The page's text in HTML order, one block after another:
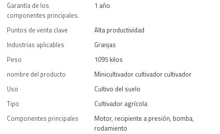
Garantía de los
componentes principales.
1 año
Puntos de venta clave
Alta productividad
Industrias aplicables
Granjas
Peso
1095 kilos
nombre del producto
Minicultivador cultivador cultivador
Uso
Cultivo del suelo
Tipo
Cultivador agrícola
Componentes principales
Motor, recipiente a presión, bomba,
rodamiento